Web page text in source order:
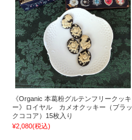
《Organic 本葛粉グルテンフリークッキ
ー》ロイヤル カメオクッキー（ブラッ
クココア）15枚入り
¥2,080(税込)